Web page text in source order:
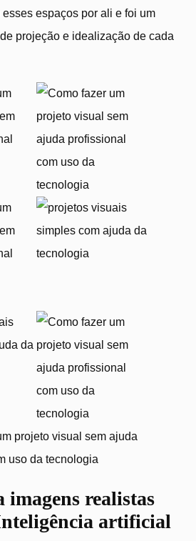
espaços por ali e foi um
projeção e idealização de cada
imagens realistas
artificial